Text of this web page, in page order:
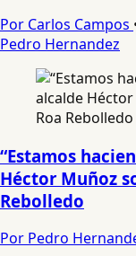
Por Carlos Campos
Pedro Hernandez
“Estamos
Héctor Muñoz
Rebolledo
Por Pedro